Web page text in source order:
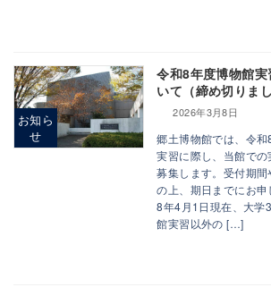
お知ら
せ
令和8年度博物館
いて（締め切りまし
2026年3月8日
郷土博物館では、令
実習に際し、当館で
募集します。受付期
の上、期日までにお
8年4月1日現在、大学
館実習以外の […]